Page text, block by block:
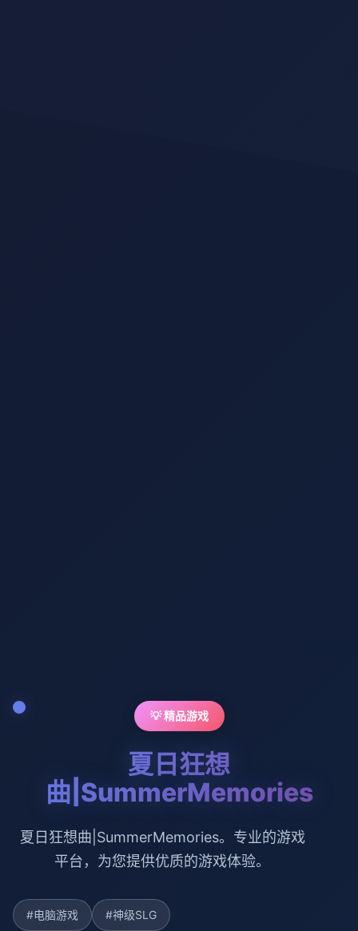
💡 精品游戏
夏日狂想
曲|SummerMemories
夏日狂想曲|SummerMemories。专业的游戏
平台，为您提供优质的游戏体验。
#电脑游戏 #神级SLG